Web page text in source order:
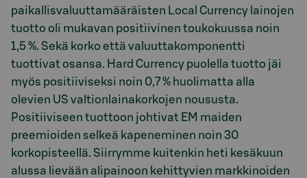
paikallisvaluuttamääräisten Local Currency lainojen
tuotto oli mukavan positiivinen toukokuussa noin
1,5 %. Sekä korko että valuuttakomponentti
tuottivat osansa. Hard Currency puolella tuotto jäi
myös positiiviseksi noin 0,7 % huolimatta alla
olevien US valtionlainakorkojen noususta.
Positiiviseen tuottoon johtivat EM maiden
preemioiden selkeä kapeneminen noin 30
korkopisteellä. Siirrymme kuitenkin heti kesäkuun
alussa lievään alipainoon kehittyvien markkinoiden